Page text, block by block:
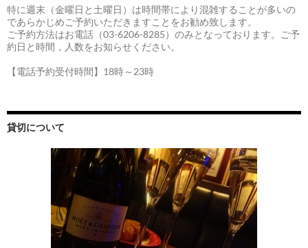
特に週末（金曜日と土曜日）は時間帯により混雑することが多いの
であらかじめご予約いただきますことをお勧め致します。
ご予約方法はお電話（03-6206-8285）のみとなっております。ご予
約日と時間，人数をお知らせください。
【電話予約受付時間】18時～23時
貸切について